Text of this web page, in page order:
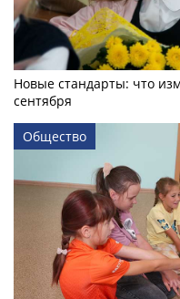
Новые стандарты: что
сентября
Общество